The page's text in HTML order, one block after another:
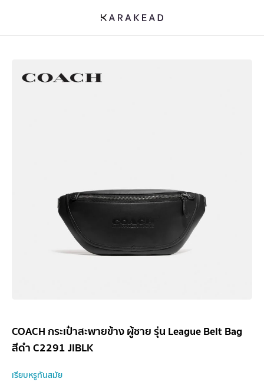
COACH กระเป๋าสะพายข้าง ผู้ชาย รุ่น League Belt Bag
สีดำ C2291 JIBLK
เรียบหรูทันสมัย